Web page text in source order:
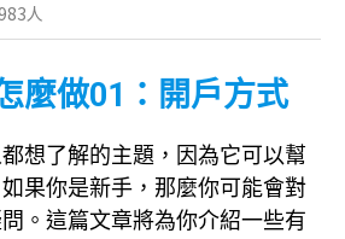
人
麼做01：開戶方式
想了解的主題，因為它可以幫
果你是新手，那麼你可能會對
。這篇文章將為你介紹一些有